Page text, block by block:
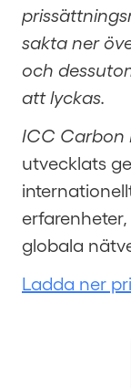
sakta ner
och
att lyckas.
ICC Carbon
utvecklats
globala
Ladda ner